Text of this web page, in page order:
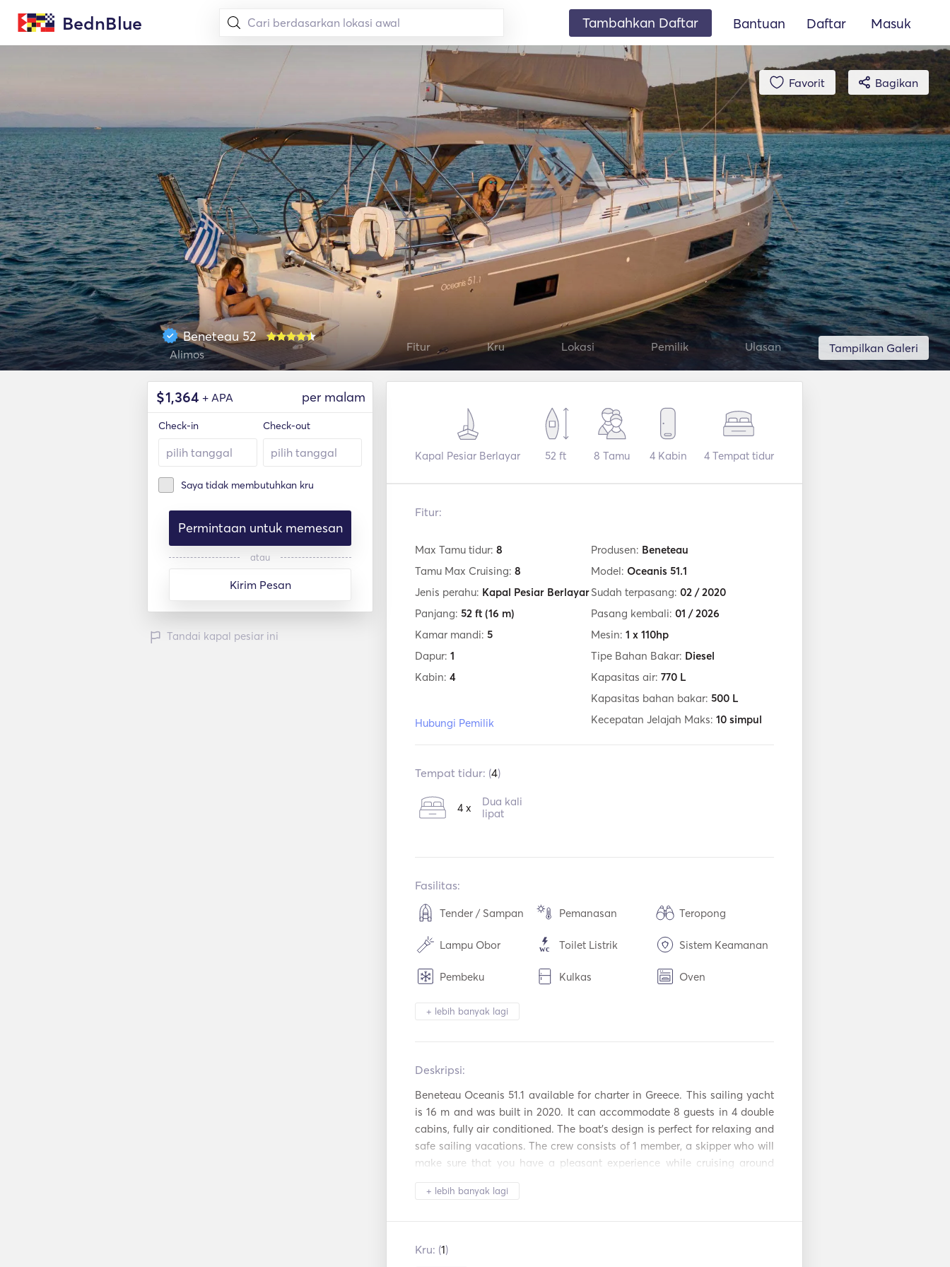
BednBlue Tambahkan Daftar Bantuan Daftar Masuk
Favorit Bagikan
Tampilkan Galeri
Beneteau 52
Alimos
Fitur Kru Lokasi Pemilik Ulasan
$1,364 + APA per malam
Check-in Check-out
Saya tidak membutuhkan kru
Permintaan untuk memesan
atau
Kirim Pesan
Tandai kapal pesiar ini
Kapal Pesiar Berlayar 52 ft 8 Tamu 4Kabin 4Tempat tidur
Fitur:
Max Tamu tidur: 8
Tamu Max Cruising: 8
Jenis perahu: Kapal Pesiar Berlayar
Panjang: 52 ft (16 m)
Kamar mandi: 5
Dapur: 1
Kabin: 4
Hubungi Pemilik
Produsen: Beneteau
Model: Oceanis 51.1
Sudah terpasang: 02 / 2020
Pasang kembali: 01 / 2026
Mesin: 1 x 110hp
Tipe Bahan Bakar: Diesel
Kapasitas air: 770 L
Kapasitas bahan bakar: 500 L
Kecepatan Jelajah Maks: 10 simpul
Tempat tidur: (4)
4 x
Dua kali
lipat
Fasilitas:
Tender / Sampan Pemanasan Teropong
Lampu Obor Toilet Listrik Sistem Keamanan
Pembeku Kulkas Oven
/ Piring
WiFi
Pemutar Mp3 /
Radio / CD
Pengering Rambut Besi
TV satelit Inverter Daya
Tabung Tiup /
Donat
Kebakaran
+ lebih banyak lagi
Deskripsi:
Beneteau Oceanis 51.1 available for charter in Greece. This sailing yacht
is 16 m and was built in 2020. It can accommodate 8 guests in 4 double
cabins, fully air conditioned. The boat's design is perfect for relaxing and
safe sailing vacations. The crew consists of 1 member, a skipper who will
make sure that you have a pleasant experience while cruising around
following water toys:snorkeling & fishing, Red paddle SUP, floating mats
+ lebih banyak lagi
Kru: (1)